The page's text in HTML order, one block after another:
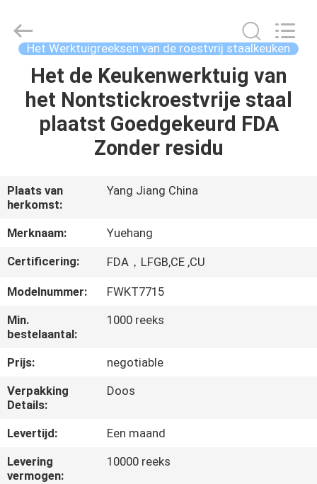
HUIS
PRODUCTEN
ONS
FABRIEKSREIS
CONTACTEER
VERZOEK
EEN
CITAAT
Yuehang
Trading
Co.,Ltd..Het Werktuigreeksen van de roestvrij staalkeuken
Het de Keukenwerktuig van
het Nontstickroestvrije staal
plaatst Goedgekeurd FDA
Zonder residu
Plaats van
herkomst:
Yang Jiang China
Merknaam:
Yuehang
Certificering:
FDA，LFGB,CE ,CU
Modelnummer:
FWKT7715
Min.
bestelaantal:
1000 reeks
Prijs:
negotiable
Verpakking
Details:
Doos
Levertijd:
Een maand
Levering
vermogen:
10000 reeks